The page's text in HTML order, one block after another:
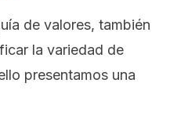
de valores, también
la variedad de
presentamos una